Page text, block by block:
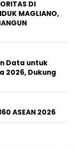
DI
MAGLIANO,
Data untuk
2026, Dukung
ASEAN 2026